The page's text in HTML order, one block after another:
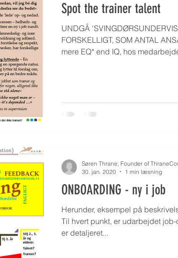
Spot the trainer talent
UNDGÅ
FORSKELLIGT, SOM ANTAL
mere EQ* end IQ, hos
ONBOARDING - ny i job
Herunder, eksempel på
Til hvert punkt, er udarbejdet
er detaljeret...
Søren Thrane, Founder of
30. jan. 2020
1 min læsning